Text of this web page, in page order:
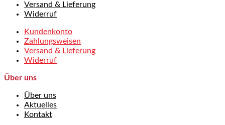
Versand & Lieferung
Widerruf
Kundenkonto
Zahlungsweisen
Versand & Lieferung
Widerruf
Über uns
Über uns
Aktuelles
Kontakt